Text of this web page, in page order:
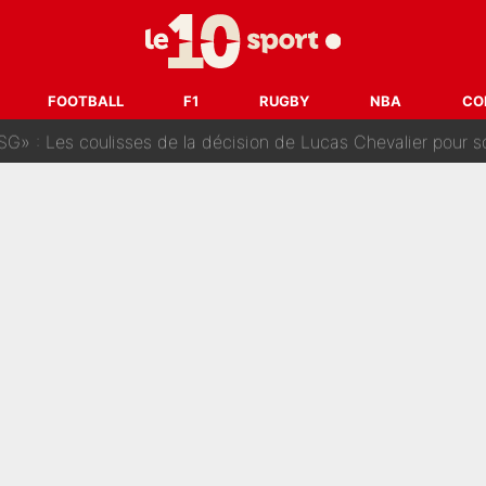
FOOTBALL F1 RUGBY NBA
: Le mercato du PSG va faire des victimes dans
ne vienne pas» : Le soulagement de l'After Foot après le
: Les coulisses de la décision de Lucas Chevalier pour